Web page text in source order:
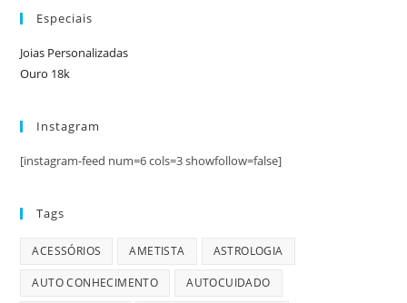
Especiais
Joias Personalizadas
Ouro 18k
Instagram
[instagram-feed num=6 cols=3 showfollow=false]
Tags
ACESSÓRIOS AMETISTA ASTROLOGIA
AUTO CONHECIMENTO AUTOCUIDADO